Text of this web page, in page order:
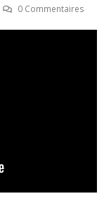
0 Commentaires